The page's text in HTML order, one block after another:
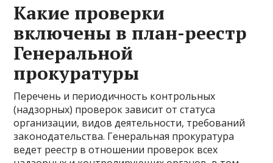
Какие проверки
включены в план-реестр
Генеральной
прокуратуры
Перечень и периодичность контрольных
(надзорных) проверок зависит от статуса
организации, видов деятельности, требований
законодательства. Генеральная прокуратура
ведет реестр в отношении проверок всех